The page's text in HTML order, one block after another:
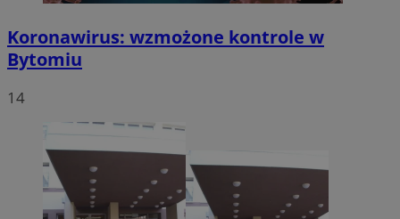
Koronawirus: wzmożone kontrole w
Bytomiu
14